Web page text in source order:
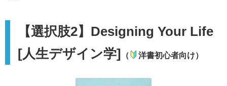
【選択肢2】Designing Your Life
[人生デザイン学] （ 洋書初心者向け）